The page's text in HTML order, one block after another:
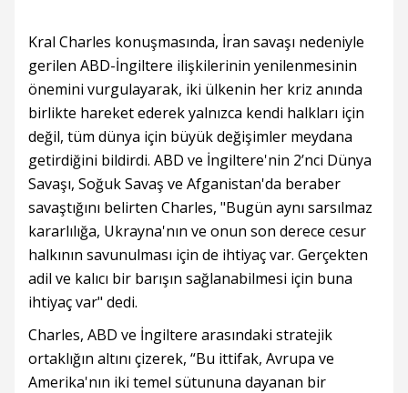
Kral Charles konuşmasında, İran savaşı nedeniyle
gerilen ABD-İngiltere ilişkilerinin yenilenmesinin
önemini vurgulayarak, iki ülkenin her kriz anında
birlikte hareket ederek yalnızca kendi halkları için
değil, tüm dünya için büyük değişimler meydana
getirdiğini bildirdi. ABD ve İngiltere'nin 2’nci Dünya
Savaşı, Soğuk Savaş ve Afganistan'da beraber
savaştığını belirten Charles, "Bugün aynı sarsılmaz
kararlılığa, Ukrayna'nın ve onun son derece cesur
halkının savunulması için de ihtiyaç var. Gerçekten
adil ve kalıcı bir barışın sağlanabilmesi için buna
ihtiyaç var" dedi.
Charles, ABD ve İngiltere arasındaki stratejik
ortaklığın altını çizerek, “Bu ittifak, Avrupa ve
Amerika'nın iki temel sütununa dayanan bir